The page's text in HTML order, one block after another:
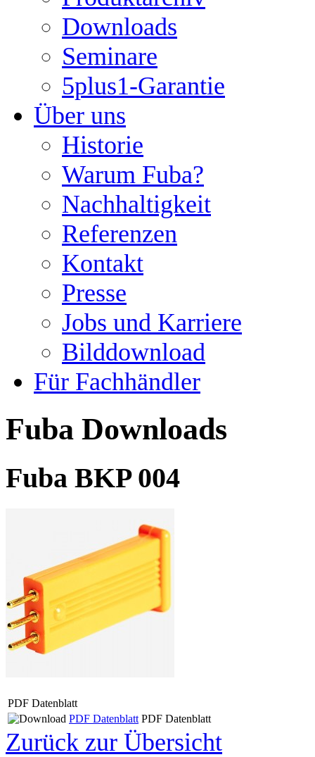
Downloads
Seminare
5plus1-Garantie
Über uns
Historie
Warum Fuba?
Nachhaltigkeit
Referenzen
Kontakt
Presse
Jobs und Karriere
Bilddownload
Für Fachhändler
Fuba Downloads
Fuba BKP 004
PDF Datenblatt
PDF Datenblatt PDF Datenblatt
Zurück zur Übersicht